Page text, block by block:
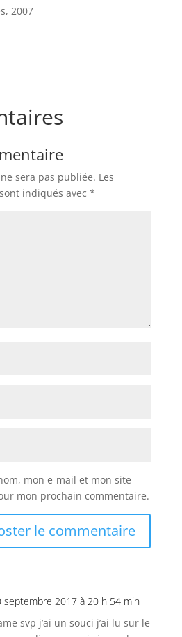
2007
sera pas publiée. Les
indiqués avec *
mon e-mail et mon site
mon prochain commentaire.
septembre 2017 à 20 h 54 min
svp j’ai un souci j’ai lu sur le